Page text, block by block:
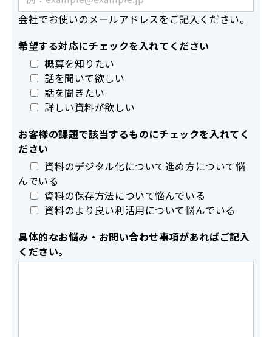
会社でお使いのメールアドレスをご記入ください。
希望する対応にチェックを入れてください
概算を知りたい
話を聞いて欲しい
話を聞きたい
詳しい資料が欲しい
お客様の課題で該当するものにチェックを入れてく
ださい
資料のデジタル化について進め方について悩
んでいる
資料の保存方法について悩んでいる
資料のより良い利活用について悩んでいる
具体的なお悩み・お問い合わせ事項があればご記入
ください。